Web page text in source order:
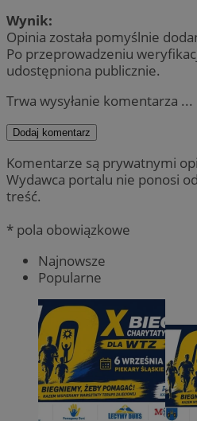
Wynik:
Opinia została pomyślnie
Po przeprowadzeniu
udostępniona publicznie.
Trwa wysyłanie komentarza ...
Dodaj komentarz
Komentarze są prywatnymi
Wydawca portalu nie ponosi
treść.
* pola obowiązkowe
Najnowsze
Popularne